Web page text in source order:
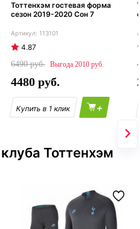
Тоттенхэм гостевая форма
сезон 2019-2020 Сон 7
113101
4.87
6490
2010
4480
+
Тоттенхэм